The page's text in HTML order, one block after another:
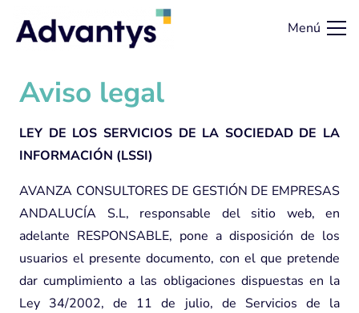
Menú
Aviso legal
LEY DE LOS SERVICIOS DE LA SOCIEDAD DE LA
INFORMACIÓN (LSSI)
AVANZA CONSULTORES DE GESTIÓN DE EMPRESAS
ANDALUCÍA S.L, responsable del sitio web, en
adelante RESPONSABLE, pone a disposición de los
usuarios el presente documento, con el que pretende
dar cumplimiento a las obligaciones dispuestas en la
Ley 34/2002, de 11 de julio, de Servicios de la